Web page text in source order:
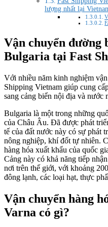
lượng nhất lại
Vận chuyển đường
Bulgaria tại Fast
Với nhiều năm kinh nghiệm
Shipping Vietnam giúp cung
sang cảng biển nội địa và nước
Bulgaria là một trong những
của Châu Âu. Đã được phát
tế của đất nước này có sự phát
nông nghiệp, khí đốt tự nhiên.
hàng hóa xuất khẩu của quốc
Cảng này có khả năng tiếp
nơi trên thế giới, với khoảng
đông lạnh, các loại hạt, thực
Vận chuyển hàng
Varna có gì?